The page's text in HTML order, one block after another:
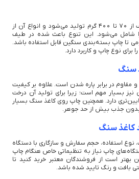
کاغذ سنگ در گرماژهای مختلف از 70 تا 400 گرم تولید می‌شود و انواع آن از
شامل می‌شود. این تنوع باعث شده در طیف
تا چاپ بسته‌بندی سنگین قابل استفاده باشد.
نوع چاپ و کاربرد دارد.
سنگ
در برابر پاره شدن است. علاوه بر کیفیت
نیز بسیار مهم است؛ زیرا برای تولید آن درخت
دارد. همچنین چاپ روی کاغذ سنگ بسیار
جذب بیش از حد جوهر.
کاغذ سنگ
نوع استفاده، حجم سفارش و سازگاری با دستگاه
چاپ نیاز به تنظیماتی خاص هنگام چاپ
بهتر است از فروشندگان معتبر خرید کنید تا
بافت و رنگ تایید شده باشد.